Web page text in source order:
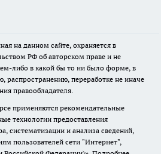
на данном сайте, охраняется в
РФ об авторском праве и не
либо в какой бы то ни было форме, в
распространению, переработке не иначе
правообладателя.
применяются рекомендательные
технологии предоставления
систематизации и анализа сведений,
пользователей сети "Интернет",